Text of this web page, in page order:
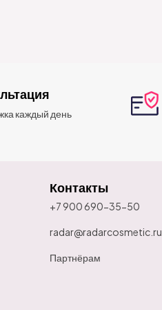
каждый день
Контакты
+7 900 690-35-50
radar@radarcosmetic.ru
Партнёрам